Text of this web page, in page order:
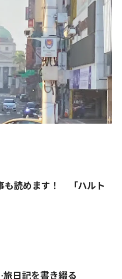
も読めます！ 「ハルト
日記を書き綴る